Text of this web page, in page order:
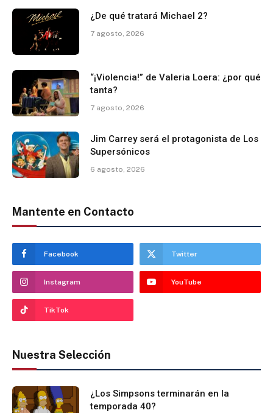
¿De qué tratará Michael 2?
7 agosto, 2026
“¡Violencia!” de Valeria Loera: ¿por qué
tanta?
7 agosto, 2026
Jim Carrey será el protagonista de Los
Supersónicos
6 agosto, 2026
Mantente en Contacto
Facebook Twitter
Instagram YouTube
TikTok
Nuestra Selección
¿Los Simpsons terminarán en la
temporada 40?